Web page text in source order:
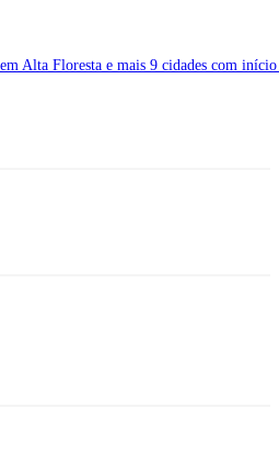
Alta Floresta e mais 9 cidades com início